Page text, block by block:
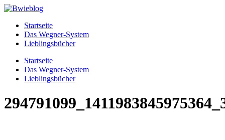
Zum
wechselnStartseite
Das Wegner-System
Lieblingsbücher
Menü
Startseite
Das Wegner-System
Lieblingsbücher